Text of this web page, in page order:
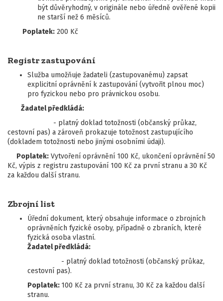
být důvěryhodný, v originále nebo úředně ověřené kopii
ne starší než 6 měsíců.
Poplatek: 200 Kč
Registr zastupování
Služba umožňuje žadateli (zastupovanému) zapsat
explicitní oprávnění k zastupování (vytvořit plnou moc)
pro fyzickou nebo pro právnickou osobu.
Žadatel předkládá:
- platný doklad totožnosti (občanský průkaz,
cestovní pas) a zároveň prokazuje totožnost zastupujícího
(dokladem totožnosti nebo jinými osobními údaji).
Poplatek: Vytvoření oprávnění 100 Kč, ukončení oprávnění 50
Kč, výpis z registru zastupování 100 Kč za první stranu a 30 Kč
za každou další stranu.
Zbrojní list
Úřední dokument, který obsahuje informace o zbrojních
oprávněních fyzické osoby, případně o zbraních, které
fyzická osoba vlastní.
Žadatel předkládá:
- platný doklad totožnosti (občanský průkaz,
cestovní pas).
Poplatek: 100 Kč za první stranu, 30 Kč za každou další
stranu.